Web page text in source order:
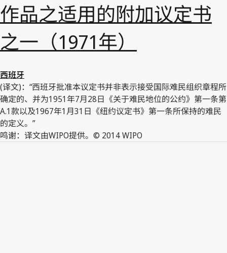
作品之适用的附加议定书
之一（1971年）
西班牙
(译文)：“西班牙批准本议定书并非表示接受国际难民组织章程所
确定的、并为1951年7月28日《关于难民地位的公约》第一条第
A.1款以及1967年1月31日《纽约议定书》第一条所保持的难民
的定义。”
鸣谢：译文由WIPO提供。© 2014 WIPO